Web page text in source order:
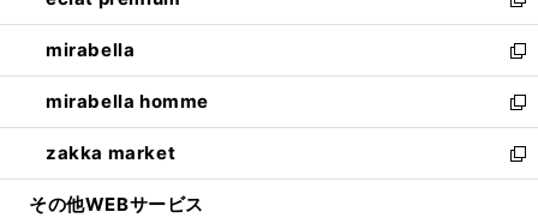
開
く
ウ
で
開
く
ン
ド
ウ
で
開
く
ウ
ィ
ン
ド
ウ
で
開
し
い
ウ
ィ
ン
ド
ウ
mirabella
新
し
い
ウ
ィ
ン
mirabella homme
新
し
い
ウ
zakka market
新
し
その他WEBサービス